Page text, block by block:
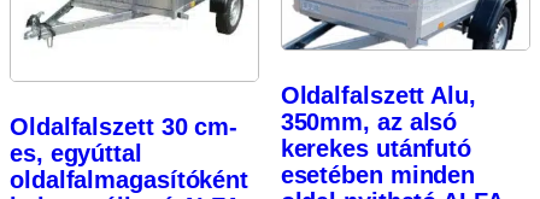
Oldalfalszett 30 cm-
es, egyúttal
oldalfalmagasítóként
Oldalfalszett Alu,
350mm, az alsó
kerekes utánfutó
esetében minden